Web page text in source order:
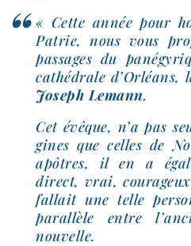
« Cette année pour
Patrie, nous vous
pas­sages du
cathé­drale d’Orléans,
Joseph Lemann.
Cet évêque, n’a pas
gines que celles de
apôtres, il en a
direct, vrai,
fal­lait une telle
paral­lèle entre
nouvelle.